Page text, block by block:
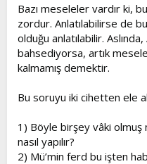
Bazı meseleler vardır ki,
zordur. Anlatılabilirse de
olduğu anlatılabilir.
bahsediyorsa, artık
kalmamış demektir.
Bu soruyu iki cihetten ele
1) Böyle birşey vâki olmuş
nasıl yapılır?
2) Mü’min ferd bu işten